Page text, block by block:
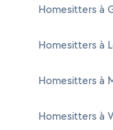
Homesitters à
Homesitters à
Homesitters à
Homesitters à